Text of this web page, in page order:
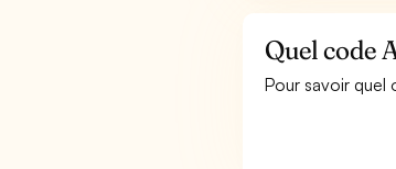
Quel code
Pour savoir quel